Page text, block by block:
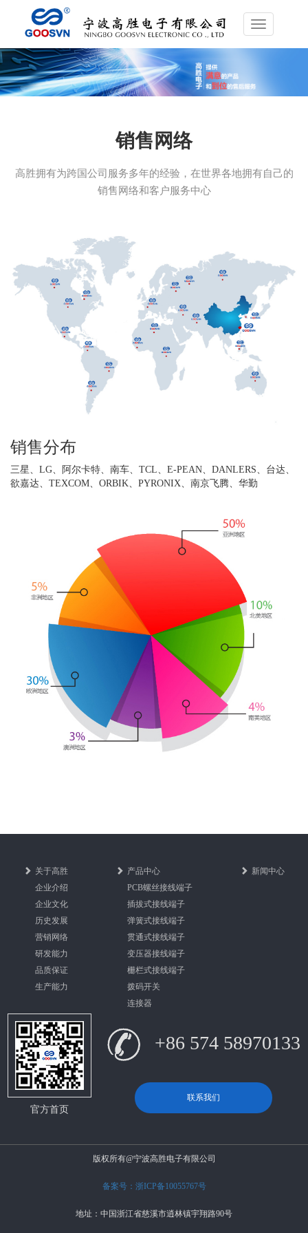
Toggle
navigation
销售网络
高胜拥有为跨国公司服务多年的经验，在世界各地拥有自己的
销售网络和客户服务中心
销售分布
三星、LG、阿尔卡特、南车、TCL、E-PEAN、DANLERS、台达、
欲嘉达、TEXCOM、ORBIK、PYRONIX、南京飞腾、华勤
关于高胜
企业介绍
企业文化
历史发展
营销网络
研发能力
品质保证
生产能力
产品中心
PCB螺丝接线端子
插拔式接线端子
弹簧式接线端子
贯通式接线端子
变压器接线端子
栅栏式接线端子
拨码开关
连接器
新闻中心
官方首页
+86 574 58970133
联系我们
版权所有@宁波高胜电子有限公司
备案号：浙ICP备10055767号
地址：中国浙江省慈溪市逍林镇宇翔路90号